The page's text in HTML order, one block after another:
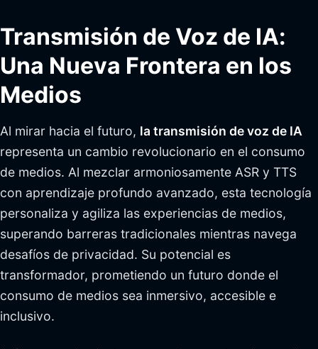
Transmisión de Voz de IA:
Una Nueva Frontera en los
Medios
Al mirar hacia el futuro, la transmisión de voz de IA
representa un cambio revolucionario en el consumo
de medios. Al mezclar armoniosamente ASR y TTS
con aprendizaje profundo avanzado, esta tecnología
personaliza y agiliza las experiencias de medios,
superando barreras tradicionales mientras navega
desafíos de privacidad. Su potencial es
transformador, prometiendo un futuro donde el
consumo de medios sea inmersivo, accesible e
inclusivo.